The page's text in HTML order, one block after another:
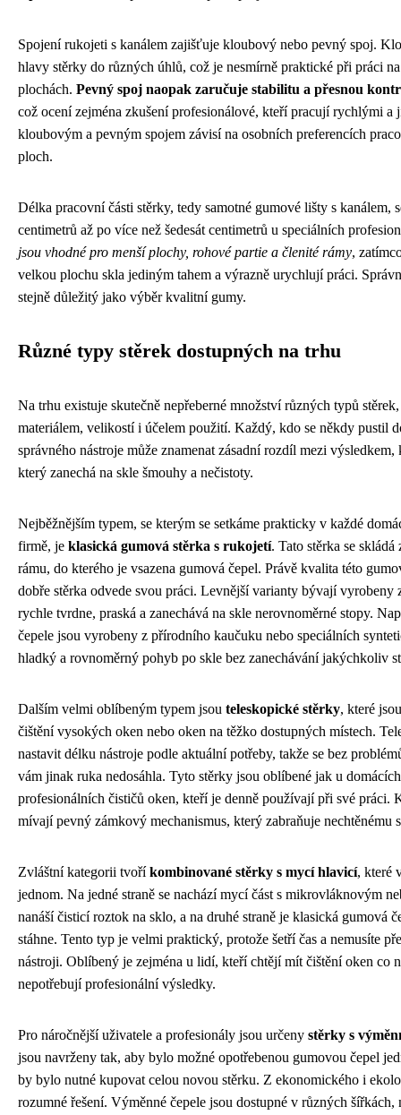
Spojení rukojeti s kanálem zajišťuje kloubový nebo pevný spoj.
hlavy stěrky do různých úhlů, což je nesmírně praktické při práci
plochách. Pevný spoj naopak zaručuje stabilitu a přesnou
což ocení zejména zkušení profesionálové, kteří pracují rychlými a
kloubovým a pevným spojem závisí na osobních preferencích
ploch.
Délka pracovní části stěrky, tedy samotné gumové lišty s kanálem,
centimetrů až po více než šedesát centimetrů u speciálních
jsou vhodné pro menší plochy, rohové partie a členité rámy,
velkou plochu skla jediným tahem a výrazně urychlují práci.
stejně důležitý jako výběr kvalitní gumy.
Různé typy stěrek dostupných na trhu
Na trhu existuje skutečně nepřeberné množství různých typů
materiálem, velikostí i účelem použití. Každý, kdo se někdy pustil
správného nástroje může znamenat zásadní rozdíl mezi
který zanechá na skle šmouhy a nečistoty.
Nejběžnějším typem, se kterým se setkáme prakticky v každé
firmě, je klasická gumová stěrka s rukojetí. Tato stěrka se
rámu, do kterého je vsazena gumová čepel. Právě kvalita této
dobře stěrka odvede svou práci. Levnější varianty bývají vyrobeny
rychle tvrdne, praská a zanechává na skle nerovnoměrné stopy.
čepele jsou vyrobeny z přírodního kaučuku nebo speciálních
hladký a rovnoměrný pohyb po skle bez zanechávání jakýchkoliv
Dalším velmi oblíbeným typem jsou teleskopické stěrky, které
čištění vysokých oken nebo oken na těžko dostupných místech.
nastavit délku nástroje podle aktuální potřeby, takže se bez
vám jinak ruka nedosáhla. Tyto stěrky jsou oblíbené jak u
profesionálních čističů oken, kteří je denně používají při své práci.
mívají pevný zámkový mechanismus, který zabraňuje nechtěnému
Zvláštní kategorii tvoříkombinované stěrky s mycí hlavicí, které
jednom. Na jedné straně se nachází mycí část s mikrovláknovým
nanáší čisticí roztok na sklo, a na druhé straně je klasická gumová
stáhne. Tento typ je velmi praktický, protože šetří čas a nemusíte
nástroji. Oblíbený je zejména u lidí, kteří chtějí mít čištění oken co
nepotřebují profesionální výsledky.
Pro náročnější uživatele a profesionály jsou určeny stěrky s
jsou navrženy tak, aby bylo možné opotřebenou gumovou čepel
by bylo nutné kupovat celou novou stěrku. Z ekonomického i
rozumné řešení. Výměnné čepele jsou dostupné v různých šířkách,